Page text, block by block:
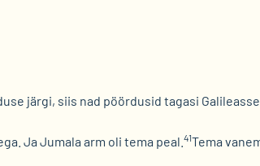
järgi, siis nad pöördusid tagasi
Ja Jumala arm oli tema peal. 41Tema